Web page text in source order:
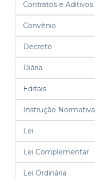
Contratos e Aditivos
Convênio
Decreto
Diária
Editais
Instrução Normativa
Lei
Lei Complementar
Lei Ordinária